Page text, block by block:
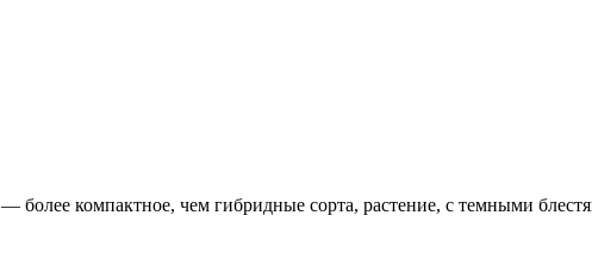
— более компактное, чем гибридные сорта, растение, с темными